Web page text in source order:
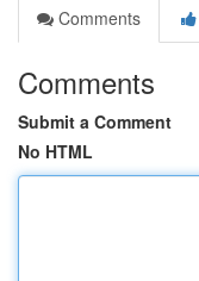
Comments
Comments
Submit a Comment
No HTML